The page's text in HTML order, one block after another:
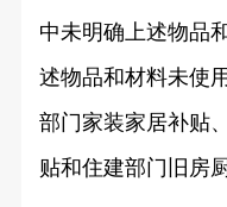
中未明确上述物品
述物品和材料未使
部门家装家居补贴
贴和住建部门旧房